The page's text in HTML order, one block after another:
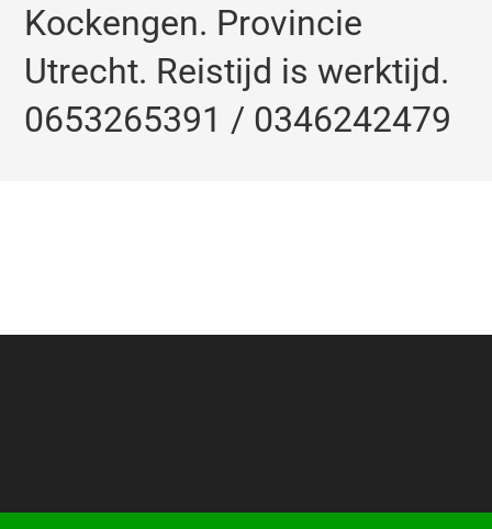
Kockengen. Provincie
Utrecht. Reistijd is werktijd.
0653265391 / 0346242479